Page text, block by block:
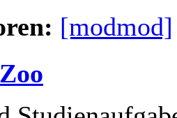
[modmod]